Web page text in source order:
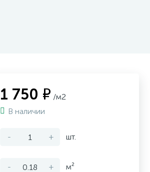
1 750 ₽ /м2
В наличии
- + шт.
- + м²